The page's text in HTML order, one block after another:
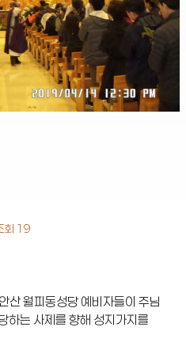
회 19
산 월피동성당 예비자들이 주님
하는 사제를 향해 성지가지를